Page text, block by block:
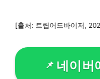
[출처: 트립어드바이저,
네이버